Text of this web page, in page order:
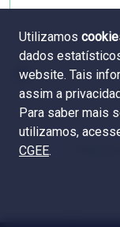
Utilizamos
dados
website. Tais
assim a
Para saber mais
utilizamos,
CGEE.